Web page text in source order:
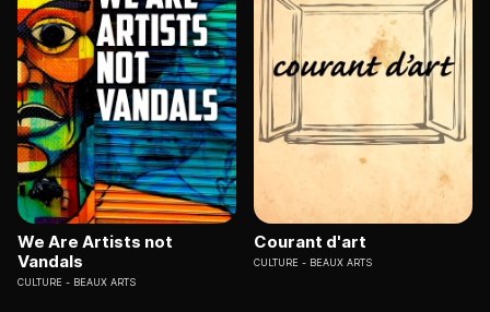
We Are Artists not
Vandals
CULTURE BEAUX ARTS
Courant d'art
CULTURE BEAUX ARTS